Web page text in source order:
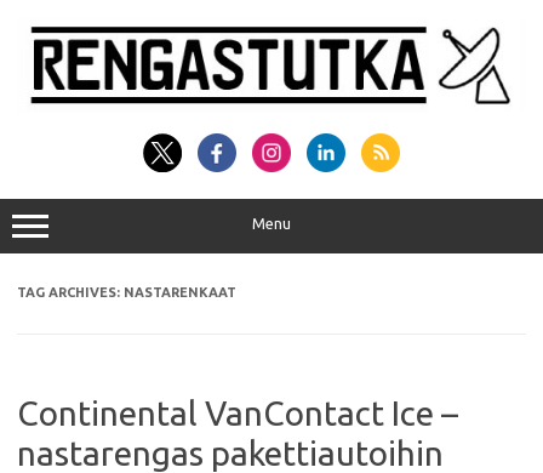
content
Menu
TAG ARCHIVES: NASTARENKAAT
Continental VanContact Ice –
nastarengas pakettiautoihin